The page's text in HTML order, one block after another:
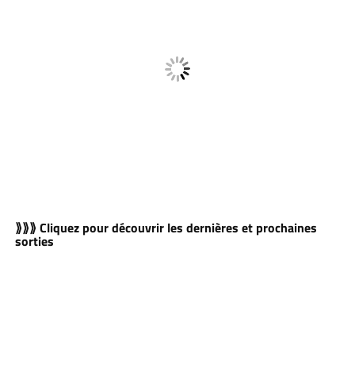
⟫⟫⟫ Cliquez pour découvrir les dernières et prochaines
sorties